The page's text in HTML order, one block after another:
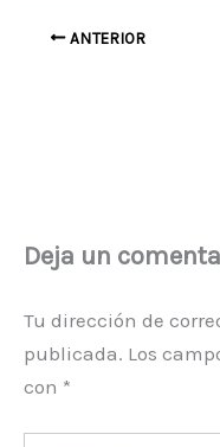
ANTERIOR
Deja un
Tu dirección de
publicada. Los
con *